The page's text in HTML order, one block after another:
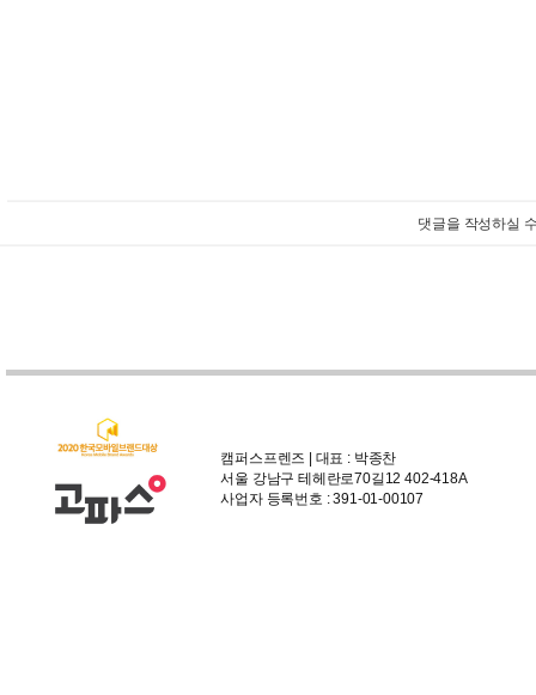
댓글을 작성하실
캠퍼스프렌즈 | 대표 : 박종찬
서울 강남구 테헤란로70길12 402-418A
사업자 등록번호 : 391-01-00107